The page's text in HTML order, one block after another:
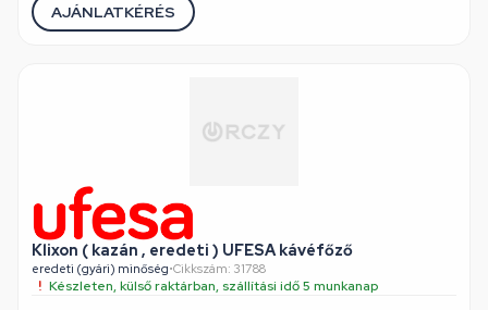
AJÁNLATKÉRÉS
Klixon ( kazán , eredeti ) UFESA kávéfőző
eredeti (gyári) minőség•Cikkszám: 31788
Készleten, külső raktárban, szállítási idő 5 munkanap